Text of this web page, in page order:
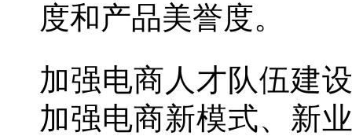
度和产品美誉度。
加强电商人才队伍建
加强电商新模式、新